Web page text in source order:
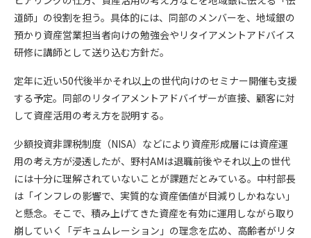
道師」の役割を担う。具体的には、同部のメンバーを、地域銀の
預かり資産営業担当者向けの勉強会やリタイアメントアドバイス
研修に講師として送り込む方針だ。
定年に近い50代後半かそれ以上の世代向けのセミナー開催も支援
する予定。同部のリタイアメントアドバイザーが直接、顧客に対
して資産活用の考え方を説明する。
少額投資非課税制度（NISA）などにより資産形成層には資産運
用の考え方が浸透したが、野村AMは退職前後やそれ以上の世代
には十分に理解されていないことが課題だとみている。中村部長
は「インフレの影響で、実質的な資産価値が目減りしかねない」
と懸念。そこで、積み上げてきた資産を有効に運用しながら取り
崩していく「デキュムレーション」の理念を広め、高齢者がリタ